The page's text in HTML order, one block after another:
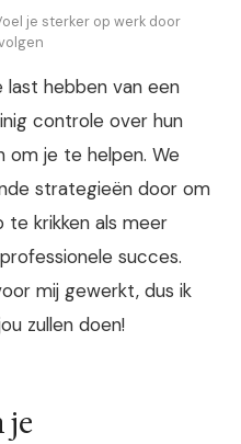
je sterker op werk door
last hebben van een
controle over hun
om je te helpen. We
strategieën door om
krikken als meer
succes.
mij gewerkt, dus ik
zullen doen!
je